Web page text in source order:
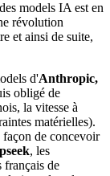
models IA est en
révolution
et ainsi de suite,
d'Anthropic,
obligé de
la vitesse à
matérielles).
de concevoir
, les
français de